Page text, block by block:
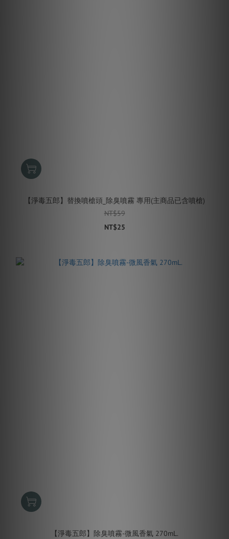
【淨毒五郎】替換噴槍頭_除臭噴霧 專用(主商品已含噴槍)
NT$59
NT$25
【淨毒五郎】除臭噴霧-微風香氣 270mL.